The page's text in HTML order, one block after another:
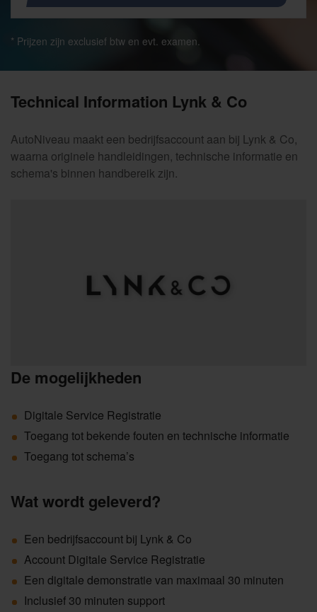
* Prijzen zijn exclusief btw en evt. examen.
Technical Information Lynk & Co
AutoNiveau maakt een bedrijfsaccount aan bij Lynk & Co,
waarna originele handleidingen, technische informatie en
schema's binnen handbereik zijn.
De mogelijkheden
Digitale Service Registratie
Toegang tot bekende fouten en technische informatie
Toegang tot schema’s
Wat wordt geleverd?
Een bedrijfsaccount bij Lynk & Co
Account Digitale Service Registratie
Een digitale demonstratie van maximaal 30 minuten
Inclusief 30 minuten support